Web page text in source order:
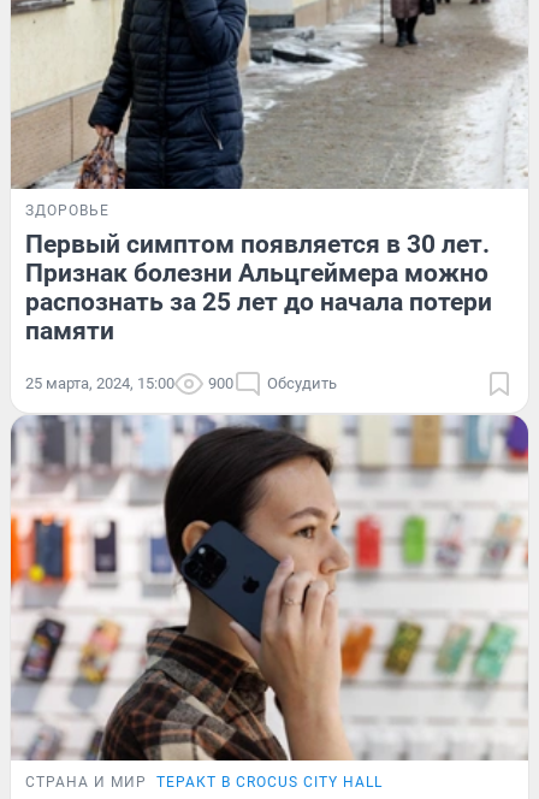
ЗДОРОВЬЕ
Первый симптом появляется в 30 лет.
Признак болезни Альцгеймера можно
распознать за 25 лет до начала потери
памяти
25 марта, 2024, 15:00 900 Обсудить
СТРАНА И МИР ТЕРАКТ В CROCUS CITY HALL